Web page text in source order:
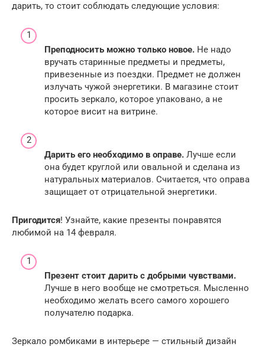
дарить, то стоит соблюдать следующие условия:
Преподносить можно только новое. Не надо
вручать старинные предметы и предметы,
привезенные из поездки. Предмет не должен
излучать чужой энергетики. В магазине стоит
просить зеркало, которое упаковано, а не
которое висит на витрине.
Дарить его необходимо в оправе. Лучше если
она будет круглой или овальной и сделана из
натуральных материалов. Считается, что оправа
защищает от отрицательной энергетики.
Пригодится! Узнайте, какие презенты понравятся
любимой на 14 февраля.
Презент стоит дарить с добрыми чувствами.
Лучше в него вообще не смотреться. Мысленно
необходимо желать всего самого хорошего
получателю подарка.
Зеркало ромбиками в интерьере — стильный дизайн